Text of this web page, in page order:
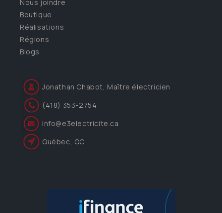
Nous joindre
Boutique
Réalisations
Régions
Blogs
Jonathan Chabot, Maître électricien
(418) 353-2754
info@e3electricite.ca
Québec, QC